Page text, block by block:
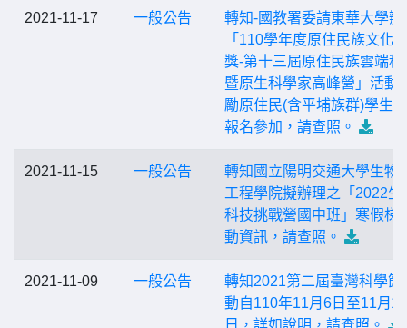
2021-11-17 一般公告
轉知-國教署委請東華大學辦
「110學年度原住民族文化
獎-第十三屆原住民族雲端科
暨原生科學家高峰營」活動
勵原住民(含平埔族群)學生
報名參加，請查照。
2021-11-15 一般公告
轉知國立陽明交通大學生物
工程學院擬辦理之「2022生
科技挑戰營國中班」寒假梯
動資訊，請查照。
2021-11-09 一般公告
轉知2021第二屆臺灣科學節
動自110年11月6日至11月14
日，詳如說明，請查照。